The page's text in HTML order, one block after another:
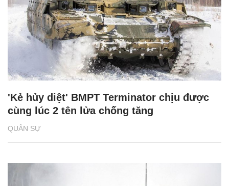
QUÂN SỰ
'Kẻ hủy diệt' BMPT Terminator chịu được
cùng lúc 2 tên lửa chống tăng